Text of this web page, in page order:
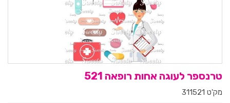
טרנספר לעוגה אחות רופאה 521
מק'ט 311521